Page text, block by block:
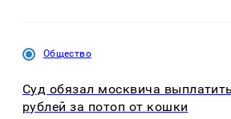
Общество
Суд обязал москвича
рублей за потоп от кошки